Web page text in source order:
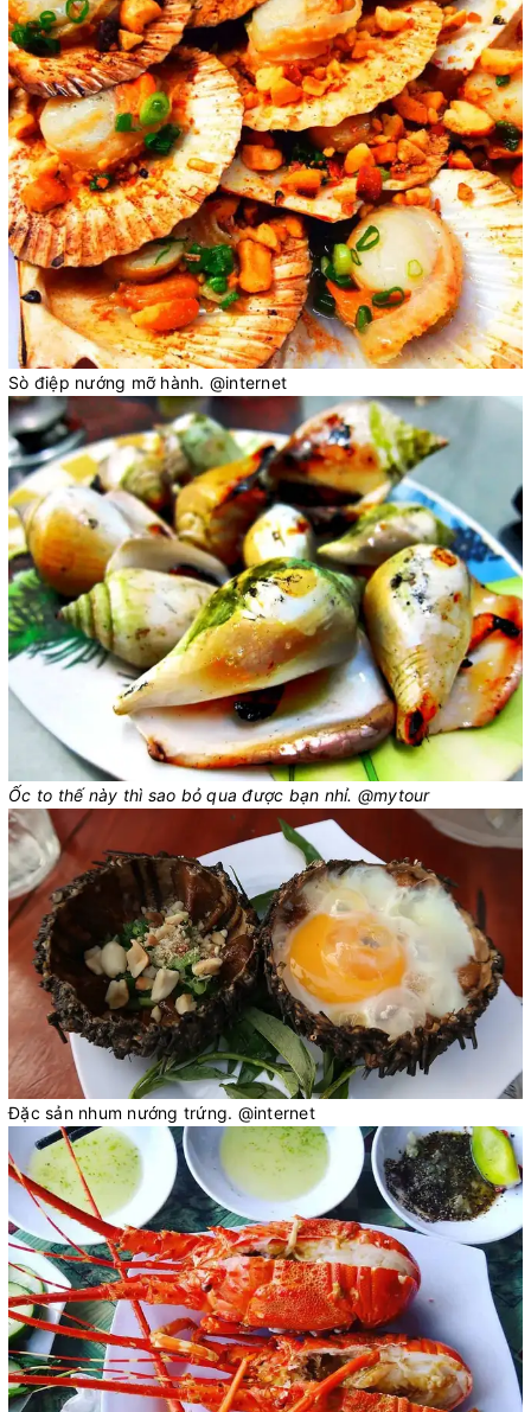
Sò điệp nướng mỡ hành. @internet
Ốc to thế này thì sao bỏ qua được bạn nhỉ. @mytour
Đặc sản nhum nướng trứng. @internet